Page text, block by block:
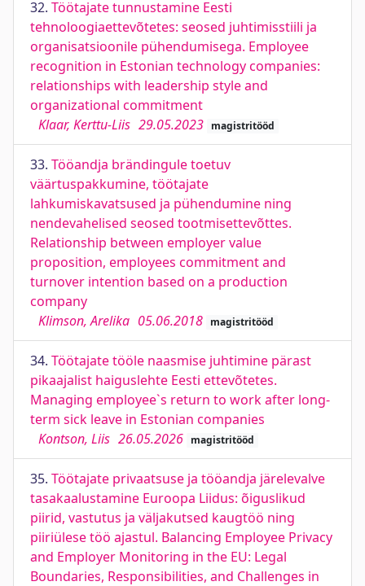
32. Töötajate tunnustamine Eesti
tehnoloogiaettevõtetes: seosed juhtimisstiili ja
organisatsioonile pühendumisega. Employee
recognition in Estonian technology companies:
relationships with leadership style and
organizational commitment
Klaar, Kerttu-Liis 29.05.2023 magistritööd
33. Tööandja brändingule toetuv
väärtuspakkumine, töötajate
lahkumiskavatsused ja pühendumine ning
nendevahelised seosed tootmisettevõttes.
Relationship between employer value
proposition, employees commitment and
turnover intention based on a production
company
Klimson, Arelika 05.06.2018 magistritööd
34. Töötajate tööle naasmise juhtimine pärast
pikaajalist haiguslehte Eesti ettevõtetes.
Managing employee`s return to work after long-
term sick leave in Estonian companies
Kontson, Liis 26.05.2026 magistritööd
35. Töötajate privaatsuse ja tööandja järelevalve
tasakaalustamine Euroopa Liidus: õiguslikud
piirid, vastutus ja väljakutsed kaugtöö ning
piiriülese töö ajastul. Balancing Employee Privacy
and Employer Monitoring in the EU: Legal
Boundaries, Responsibilities, and Challenges in